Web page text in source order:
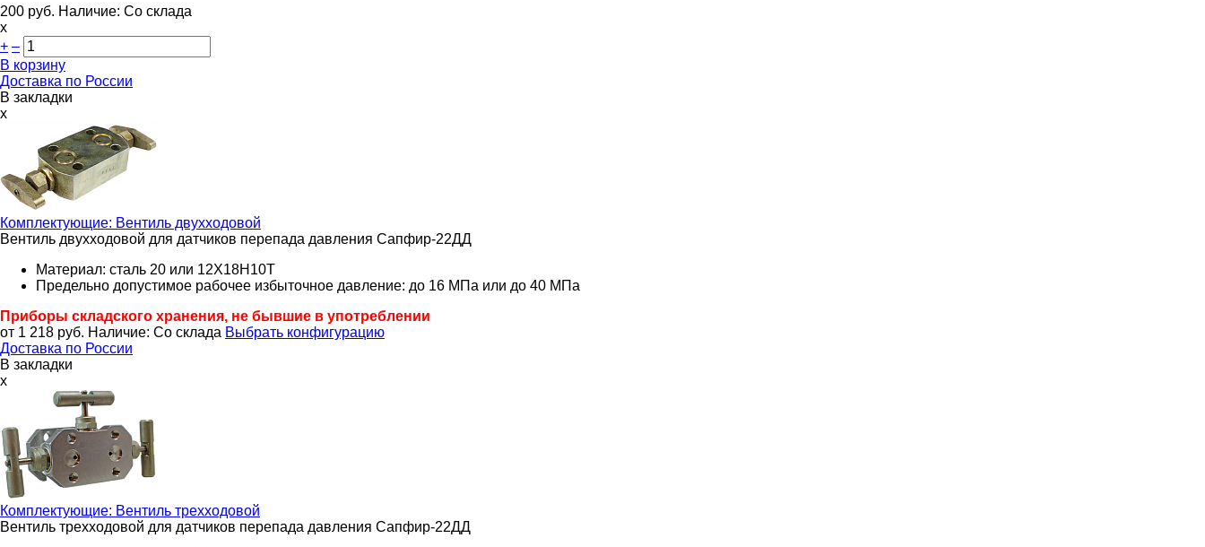
200 руб. Наличие: Со склада
х
+ –
В корзину
Доставка по России
В закладки
x
Комплектующие: Вентиль двухходовой
Вентиль двухходовой для датчиков перепада давления Сапфир-22ДД
Материал: сталь 20 или 12Х18Н10Т
Предельно допустимое рабочее избыточное давление: до 16 МПа или до 40 МПа
Приборы складского хранения, не бывшие в употреблении
от 1 218 руб. Наличие: Со склада Выбрать конфигурацию
Доставка по России
В закладки
x
Комплектующие: Вентиль трехходовой
Вентиль трехходовой для датчиков перепада давления Сапфир-22ДД